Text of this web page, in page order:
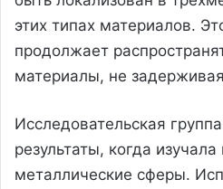
этих типах материалов.
продолжает
материалы, не
Исследовательская
результаты, когда
металлические сферы.